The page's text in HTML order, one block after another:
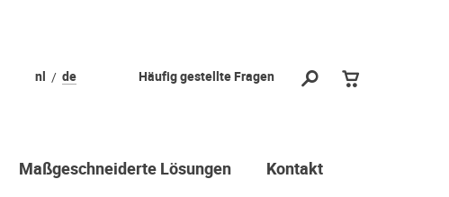
Häufig gestellte Fragen
nl de
Maßgeschneiderte Lösungen Kontakt